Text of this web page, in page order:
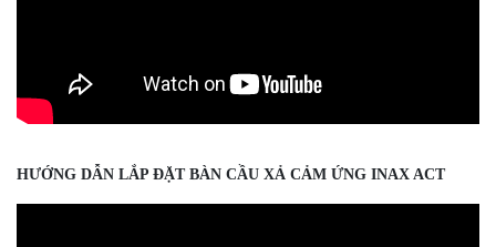
HƯỚNG DẪN LẮP ĐẶT BÀN CẦU XẢ CẢM ỨNG INAX ACT